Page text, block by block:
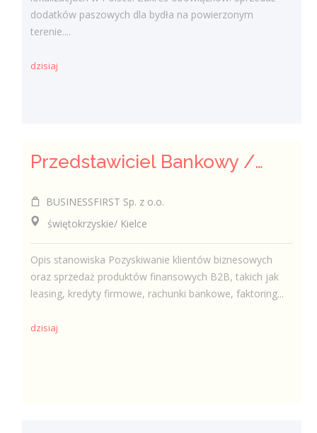
dodatków paszowych dla bydła na powierzonym
terenie....
dzisiaj
Przedstawiciel Bankowy / Przedstawicielka Bankowa sektor MŚP
BUSINESSFIRST Sp. z o.o.
świętokrzyskie/ Kielce
Opis stanowiska Pozyskiwanie klientów biznesowych
oraz sprzedaż produktów finansowych B2B, takich jak
leasing, kredyty firmowe, rachunki bankowe, faktoring...
dzisiaj